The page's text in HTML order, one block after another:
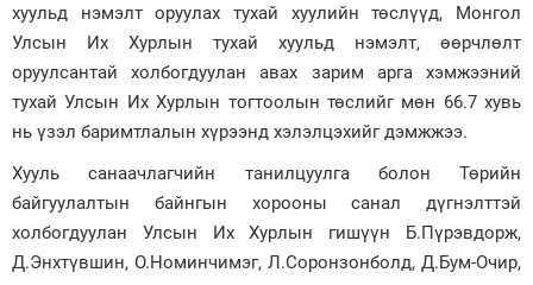
хуульд нэмэлт оруулах тухай хуулийн төслүүд, Монгол
Улсын Их Хурлын тухай хуульд нэмэлт, өөрчлөлт
оруулсантай холбогдуулан авах зарим арга хэмжээний
тухай Улсын Их Хурлын тогтоолын төслийг мөн 66.7 хувь
нь үзэл баримтлалын хүрээнд хэлэлцэхийг дэмжжээ.
Хууль санаачлагчийн танилцуулга болон Төрийн
байгуулалтын байнгын хорооны санал дүгнэлттэй
холбогдуулан Улсын Их Хурлын гишүүн Б.Пүрэвдорж,
Д.Энхтүвшин, О.Номинчимэг, Л.Соронзонболд, Д.Бум-Очир,